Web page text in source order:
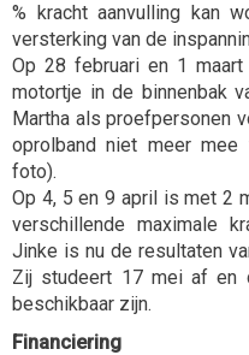
% kracht aanvulling kan
versterking van de
Op 28 februari en 1
motortje in de binnenbak
Martha als proefpersonen
oprolband niet meer
foto).
Op 4, 5 en 9 april is met 2
verschillende maximale
Jinke is nu de resultaten
Zij studeert 17 mei af en
beschikbaar zijn.
Financiering